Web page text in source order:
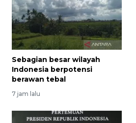
Sebagian besar wilayah
Indonesia berpotensi
berawan tebal
7 jam lalu